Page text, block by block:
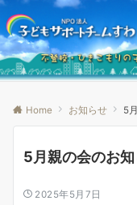
Home お知らせ 5
5月親の会のお
2025年5月7日